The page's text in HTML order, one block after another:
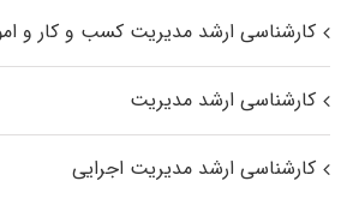
کارشناسی ارشد مدیریت کسب و کار و
کارشناسی ارشد مدیریت
کارشناسی ارشد مدیریت اجرایی